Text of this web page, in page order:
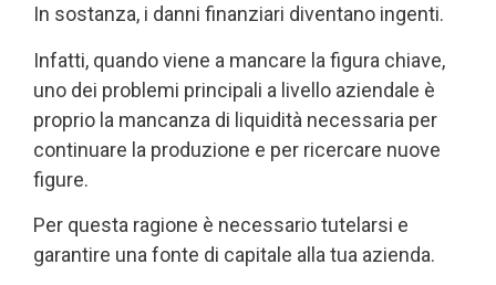
In sostanza, i danni finanziari diventano ingenti.
Infatti, quando viene a mancare la figura chiave,
uno dei problemi principali a livello aziendale è
proprio la mancanza di liquidità necessaria per
continuare la produzione e per ricercare nuove
figure.
Per questa ragione è necessario tutelarsi e
garantire una fonte di capitale alla tua azienda.